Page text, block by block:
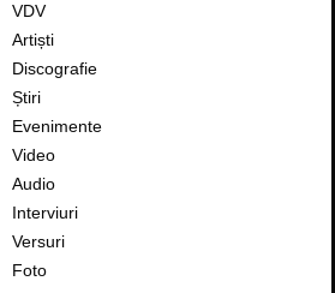
VDV
Artiști
Discografie
Știri
Evenimente
Video
Audio
Interviuri
Versuri
Foto